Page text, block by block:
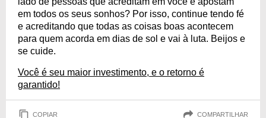
em todos os seus sonhos? Por isso, continue tendo fé
e acreditando que todas as coisas boas acontecem
para quem acorda em dias de sol e vai à luta. Beijos e
se cuide.
Você é seu maior investimento, e o retorno é
garantido!
COPIAR COMPARTILHAR